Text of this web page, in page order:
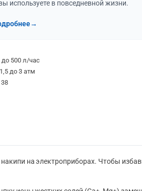
используете в повседневной жизни.
→
500 л/час
до 3 атм
на электроприборах. Чтобы